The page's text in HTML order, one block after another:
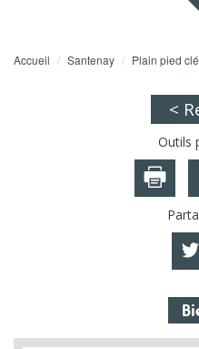
Accueil Santenay Plain pied
<
Outils